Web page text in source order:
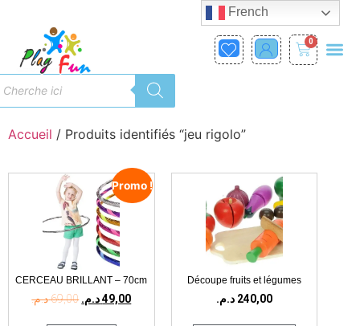
0
Accueil / Produits identifiés “jeu rigolo”
Promo !
CERCEAU BRILLANT – 70cm
69,00د.م. 49,00 د.م.
Découpe fruits et légumes
240,00 د.م.
French